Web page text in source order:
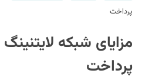
پرداخت
مزایای شبکه
پرداخت